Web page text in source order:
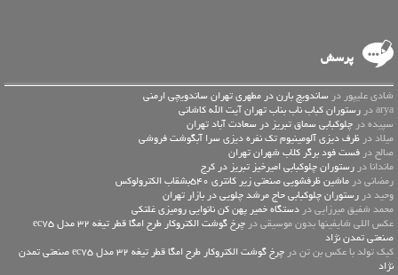
پرسش
شادی علیپور در ساندویچ بارن در مطهری تهران ساندویچی ارمنی
arya در
رستوران کباب ناب بناب تهران آیت الله کاشانی
سپیده در چلوکبابی سماق تبریز در سعادت آباد تهران
میلاد در ظرف دیزی آلومینیوم تک نفره دیزی سرا آبگوشت فروشی
صالح در فست فود برگر کلاب شهران تهران
ماندانا در رستوران چلوکبابی امیرخیز تبریز در کرج
رمضانی در ماشین ظرفشویی صنعتی زیر کانتری 540بشقاب الکترولوکس
وحید در رستوران چلوکبابی حاج مرشد چلویی در بازار تهران
محمد شفیق میرزایی در دستگاه خمیر پهن کن نانوایی رومیزی غلتکی
عكس اللي شايفينها بدون موسيقى در
چرخ گوشت الکتروکار طرح امگا قطر تیغه 32 مدل ec75
صنعتی تمدن نژاد
کیک تولد با عکس بن تن در
چرخ گوشت الکتروکار طرح امگا قطر تیغه 32 مدل ec75 صنعتی تمدن
نژاد